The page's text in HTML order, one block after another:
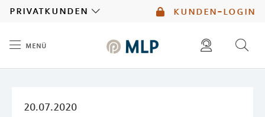
kunden-login
privatkunden
menü
20.07.2020